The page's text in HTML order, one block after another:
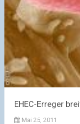
EHEC-Erreger
Mai 25, 2011